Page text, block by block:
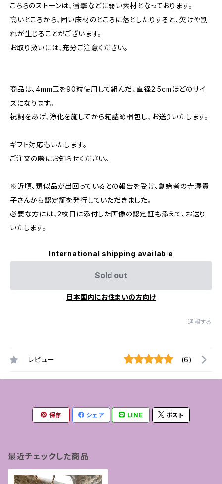
こちらのストーンは、衝撃などに弱い素材となっております。
高いところから、固い床材のところに落としたりすると、欠けや割
れが生じることがございます。
お取り扱いには、充分ご注意ください。
商品は、4mm玉を90粒使用して組んだ、直径2.5cmほどのサイ
ズになります。
祝詞をあげ、浄化を施してから箱詰め梱包し、お送りいたします。
ギフト対応もいたします。
ご注文の際にお知らせください。
※近頃、類似品が出回っているとの報告を受け、創始者の寺澤貴
子さんから認定証を発行していただきました。
必要な方には、2枚目に添付した画像の認定証も添えて、お送り
いたします。
International shipping available
Sold out
日本国内にお住まいの方向け
通報する
レビュー (6)
保存 シェア LINE ポスト
最近チェックした商品